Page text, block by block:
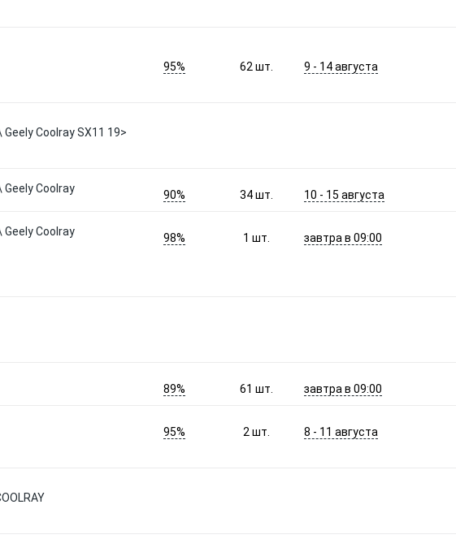
95% 62шт. 9 - 14 августа
Coolray SX11 19>
Coolray
90% 34шт. 10 - 15 августа
Coolray
98% 1шт. завтра в 09:00
89% 61шт. завтра в 09:00
95% 2шт. 8 - 11 августа